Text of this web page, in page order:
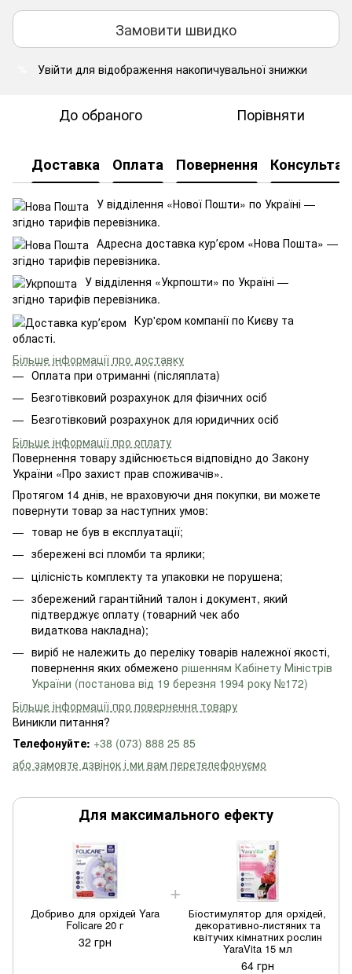
Замовити швидко
Увійти для відображення накопичувальної знижки
До обраного Порівняти
Доставка Оплата Повернення
У відділення «Нової Пошти» по Україні —
згідно тарифів перевізника.
Адресна доставка курʼєром «Нова Пошта» —
згідно тарифів перевізника.
У відділення «Укрпошти» по Україні —
згідно тарифів перевізника.
Кур'єром компанії по Києву та
області.
Більше інформації про доставку
Оплата при отриманні (післяплата)
Безготівковий розрахунок для фізичних осіб
Безготівковий розрахунок для юридичних осіб
Більше інформації про оплату
Повернення товару здійснюється відповідно до Закону
України «Про захист прав споживачів».
Протягом 14 днів, не враховуючи дня покупки, ви можете
повернути товар за наступних умов:
товар не був в експлуатації;
збережені всі пломби та ярлики;
цілісність комплекту та упаковки не порушена;
збережений гарантійний талон і документ, який
підтверджує оплату (товарний чек або
видаткова накладна);
виріб не належить до переліку товарів належної якості,
повернення яких обмежено рішенням Кабінету Міністрів
України (постанова від 19 березня 1994 року №172)
Більше інформації про повернення товару
Виникли питання?
Телефонуйте: +38 (073) 888 25 85
або замовте дзвінок і ми вам перетелефонуємо
Для максимального ефекту
Добриво для орхідей Yara
Folicare 20 г
32 грн
Біостимулятор для орхідей,
декоративно-листяних та
квітучих кімнатних рослин
YaraVita 15 мл
64 грн